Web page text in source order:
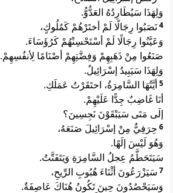
وَلِهَذَا سَيُطَارِدُهُ العَدُّوُّ.
4نَصَبُوا رِجَالًا لَمْ أختَرْهُمْ كَمُلُوكٍ،
وَعَيَّنُوا رِجَالًا لَمْ أسْتَحْسِنْهُمْ كَرُؤَسَاءَ.
صَنَعُوا مِنْ ذَهَبِهِمْ وَفِضَّتِهِمْ أصْنَامًا لِأنفُسِهِمْ.
وَلِهَذَا سَيَبِيدُ إسْرَائِيلُ.
5أيَّتُهَا السَّامِرَةُ، احتَقَرْتُ عَمَلَكِ.
أنَا غَاضِبٌ جِدًّا عَلَيْهِمْ.
إلَى مَتَى سَيَبْقَوْنَ نَجِسِينَ؟
6 حِرَفِيٌّ مِنْ إسْرَائِيلَ صَنَعَهُ،
وَهُوَ لَيْسَ إلَهًا.
سَيَتَحَطَّمُ عِجلُ السَّامِرَةِ وَيَتَفَتَّتُ.
7 سَيَزْرَعُونَ أثْنَاءَ هُبُوبِ الرِّيحِ،
وَسَيَحْصُدُونَ حِينَ تَكُونُ هُنَاكَ عَاصِفَةٌ.